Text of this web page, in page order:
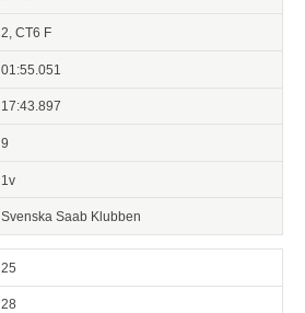
2, CT6 F
01:55.051
17:43.897
9
1v
Svenska Saab Klubben
25
28